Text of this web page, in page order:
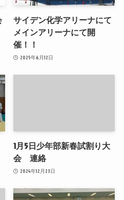
サイデン化学アリーナにて
メインアリーナにて開
催！！
2025年6月12日
1月5日少年部新春試割り大
会 連絡
2024年12月23日